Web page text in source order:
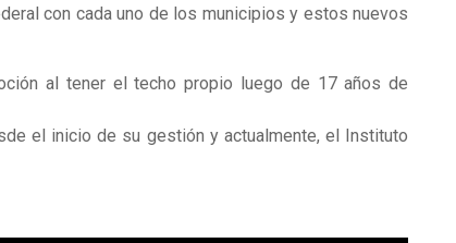
con cada uno de los municipios y estos nuevos
al tener el techo propio luego de 17 años de
el inicio de su gestión y actualmente, el Instituto